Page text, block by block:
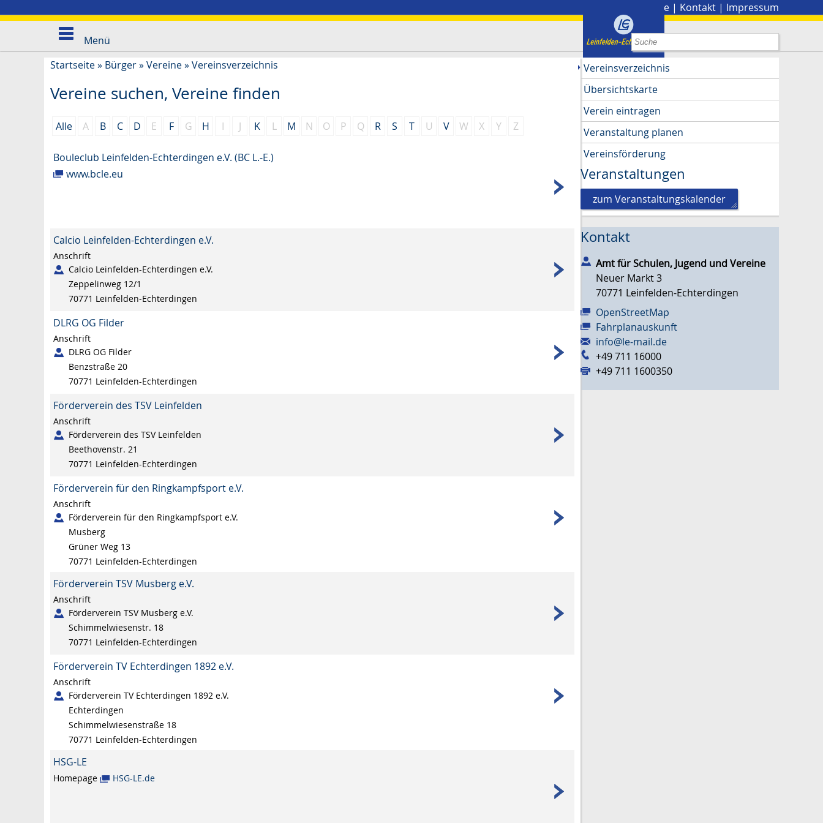
Presse | Kontakt | Impressum
Menü
Startseite» Bürger»Vereine»Vereinsverzeichnis
Vereine suchen, Vereine finden
Alle A B C D E F G H I J K L M N O P Q R S T U V W X Y Z
Bouleclub Leinfelden-Echterdingen e.V. (BC L.-E.)
www.bcle.eu
Calcio Leinfelden-Echterdingen e.V.
Anschrift
Calcio Leinfelden-Echterdingen e.V.
Zeppelinweg 12/1
70771 Leinfelden-Echterdingen
DLRG OG Filder
Anschrift
DLRG OG Filder
Benzstraße 20
70771 Leinfelden-Echterdingen
Förderverein des TSV Leinfelden
Anschrift
Förderverein des TSV Leinfelden
Beethovenstr. 21
70771 Leinfelden-Echterdingen
Förderverein für den Ringkampfsport e.V.
Anschrift
Förderverein für den Ringkampfsport e.V.
Musberg
Grüner Weg 13
70771 Leinfelden-Echterdingen
Förderverein TSV Musberg e.V.
Anschrift
Förderverein TSV Musberg e.V.
Schimmelwiesenstr. 18
70771 Leinfelden-Echterdingen
Förderverein TV Echterdingen 1892 e.V.
Anschrift
Förderverein TV Echterdingen 1892 e.V.
Echterdingen
Schimmelwiesenstraße 18
70771 Leinfelden-Echterdingen
HSG-LE
Homepage HSG-LE.de
Vereinsverzeichnis
Übersichtskarte
Verein eintragen
Veranstaltung planen
Vereinsförderung
Veranstaltungen
zum Veranstaltungskalender
Kontakt
Amt für Schulen, Jugend und Vereine
Neuer Markt 3
70771 Leinfelden-Echterdingen
OpenStreetMap
Fahrplanauskunft
info@le-mail.de
+49 711 16000
+49 711 1600350